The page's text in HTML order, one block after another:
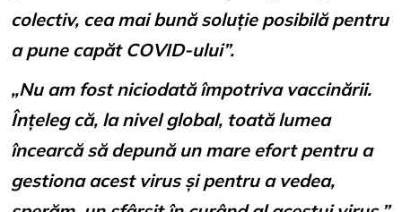
colectiv, cea mai bună soluție posibilă pentru
a pune capăt COVID-ului”.
„Nu am fost niciodată împotriva vaccinării.
Înțeleg că, la nivel global, toată lumea
încearcă să depună un mare efort pentru a
gestiona acest virus și pentru a vedea,